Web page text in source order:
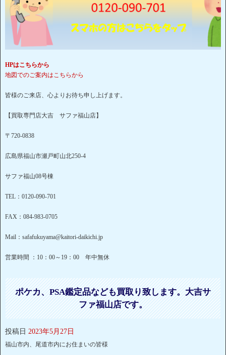
HPはこちらから
地図でのご案内はこちらから
皆様のご来店、心よりお待ち申し上げます。
【買取専門店大吉 サファ福山店】
〒720-0838
広島県福山市瀬戸町山北250-4
サファ福山08号棟
TEL：0120-090-701
FAX：084-983-0705
Mail：safafukuyama@kaitori-daikichi.jp
営業時間 ：10：00～19：00 年中無休
ポケカ、PSA鑑定品なども買取り致します。大吉サ
ファ福山店です。
投稿日 2023年5月27日
福山市内、尾道市内にお住まいの皆様